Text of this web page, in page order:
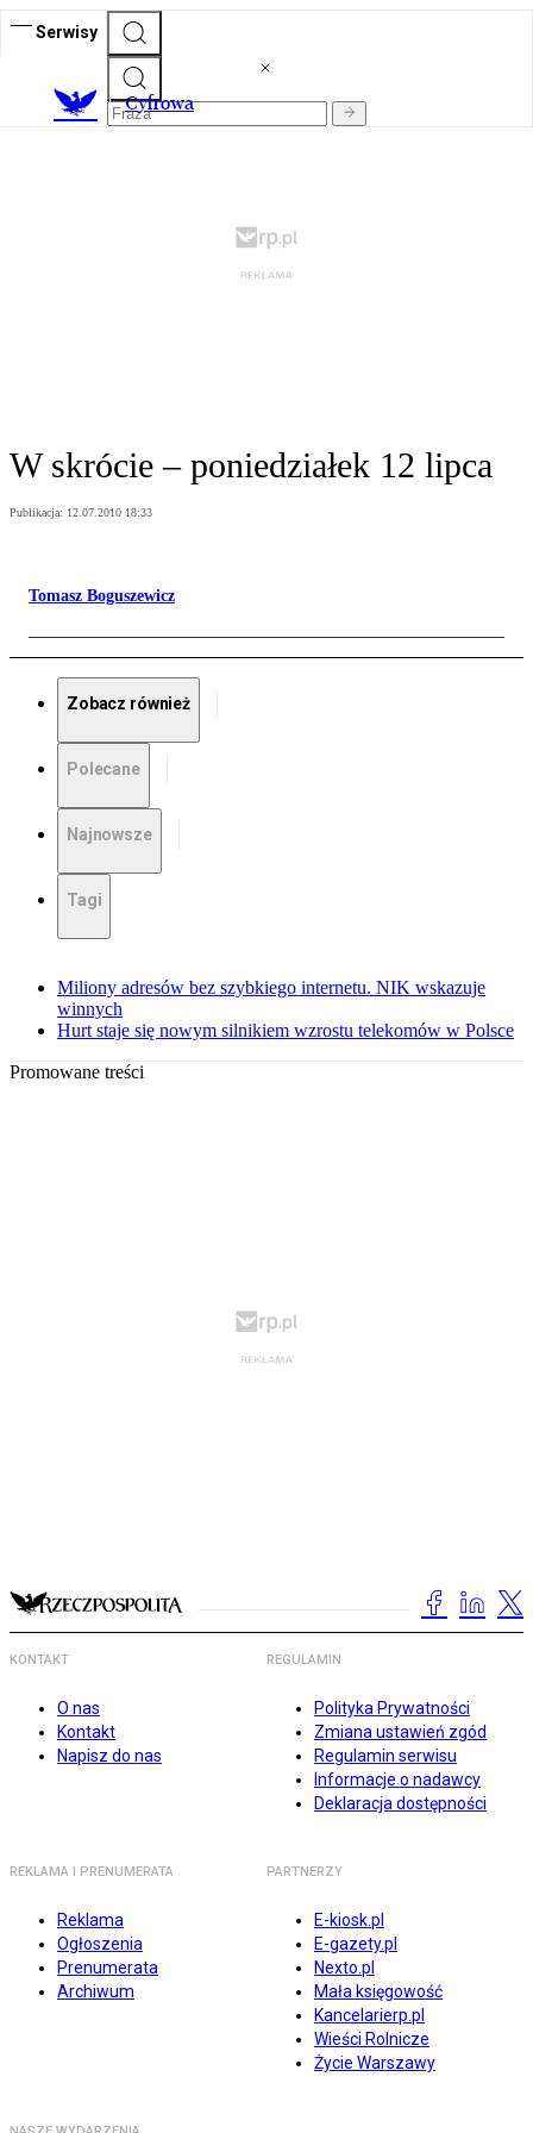
Serwisy
Cyfrowa
W skrócie – poniedziałek 12 lipca
Publikacja: 12.07.2010 18:33
Tomasz Boguszewicz
Zobacz również
Polecane
Najnowsze
Tagi
Miliony adresów bez szybkiego internetu. NIK wskazuje
winnych
Hurt staje się nowym silnikiem wzrostu telekomów w Polsce
Promowane treści
KONTAKT
O nas
Kontakt
Napisz do nas
REGULAMIN
Polityka Prywatności
Zmiana ustawień zgód
Regulamin serwisu
Informacje o nadawcy
Deklaracja dostępności
REKLAMA I PRENUMERATA
Reklama
Ogłoszenia
Prenumerata
Archiwum
PARTNERZY
E-kiosk.pl
E-gazety.pl
Nexto.pl
Mała księgowość
Kancelarierp.pl
Wieści Rolnicze
Życie Warszawy